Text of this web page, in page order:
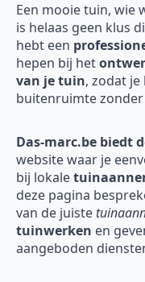
Een mooie tuin, wie
is helaas geen klus
hebt een
hepen bij het
van je tuin, zodat
buitenruimte
Das-marc.be biedt
website waar je
bij lokale
deze pagina
van de juiste
tuinwerken en
aangeboden